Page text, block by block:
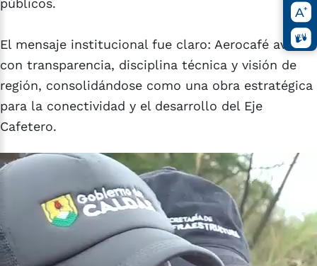
públicos.
El mensaje institucional fue claro: Aerocafé avanza
con transparencia, disciplina técnica y visión de
región, consolidándose como una obra estratégica
para la conectividad y el desarrollo del Eje
Cafetero.